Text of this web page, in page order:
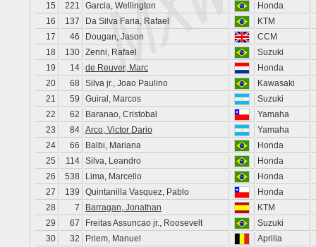
15
221 Garcia, Wellington
Honda
16
137 Da Silva Faria, Rafael
KTM
17
46 Dougan, Jason
CCM
18
130 Zenni, Rafael
Suzuki
19
14 de Reuver, Marc
Honda
20
68 Silva jr., Joao Paulino
Kawasaki
21
59 Guiral, Marcos
Suzuki
22
62 Baranao, Cristobal
Yamaha
23
84 Arco, Victor Dario
Yamaha
24
66 Balbi, Mariana
Honda
25
114 Silva, Leandro
Honda
26
538 Lima, Marcello
Honda
27
139 Quintanilla Vasquez, Pablo
Honda
28
7 Barragan, Jonathan
KTM
29
67 Freitas Assuncao jr., Roosevelt
Suzuki
30
32 Priem, Manuel Aprilia